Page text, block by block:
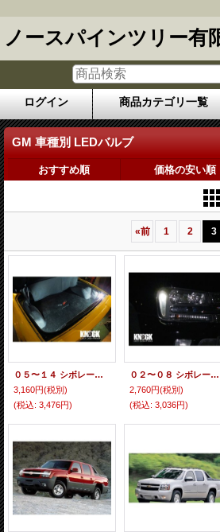
ノースパインツリー有
ログイン 商品カテゴリ一覧
GM 車種別 LEDバルブ
おすすめ順 価格の安い順
«前 1 2 3
０５〜１４ シボレーコルベット用 ラゲッジルームＬＥＤバルブセット ホワイト
3,160円(税別)
(税込: 3,476円)
０２〜０８ シボレートレイルブレイザー用 ポジションＬＥＤバルブセット ホワイト
2,760円(税別)
(税込: 3,036円)